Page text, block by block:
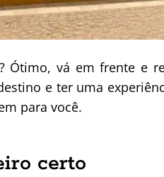
Ótimo, vá em frente e
e ter uma
para você.
certo